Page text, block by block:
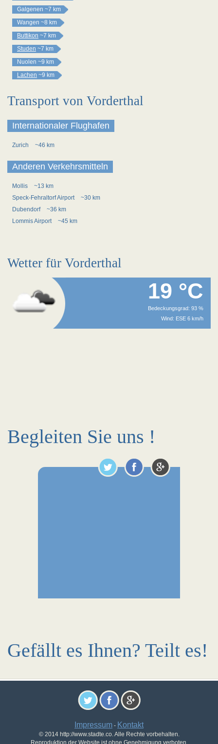
Galgenen ~7 km
Wangen ~8 km
Buttikon ~7 km
Studen ~7 km
Nuolen ~9 km
Lachen ~9 km
Transport von Vorderthal
Internationaler Flughafen
Zurich ~46 km
Anderen Verkehrsmitteln
Mollis
~13 km
Speck-Fehraltorf Airport
~30 km
Dubendorf
~36 km
Lommis Airport
~45 km
Wetter für Vorderthal
19 °C
Bedeckungsgrad: 93 %
Wind: ESE 6 km/h
Begleiten Sie uns !
Gefällt es Ihnen? Teilt es!
Impressum - Kontakt
© 2014 http://www.stadte.co. Alle Rechte vorbehalten.
Reproduktion der Website ist ohne Genehmigung verboten.